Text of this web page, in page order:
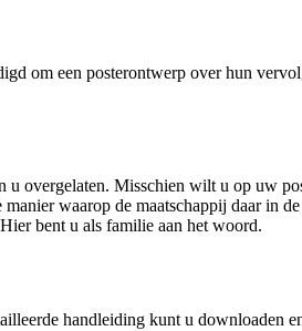
om een posterontwerp over hun
overgelaten. Misschien wilt u op uw
waarop de maatschappij daar in
bent u als familie aan het woord.
handleiding kunt u downloaden